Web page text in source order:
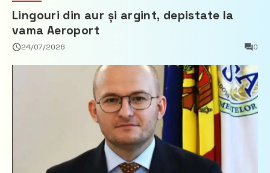
Lingouri din aur și argint, depistate la
vama Aeroport
24/07/2026 0